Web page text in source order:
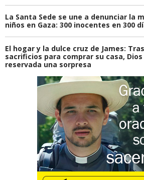
La Santa Sede se une a denunciar la
niños en Gaza: 300 inocentes en 300
El hogar y la dulce cruz de James:
sacrificios para comprar su casa,
reservada una sorpresa